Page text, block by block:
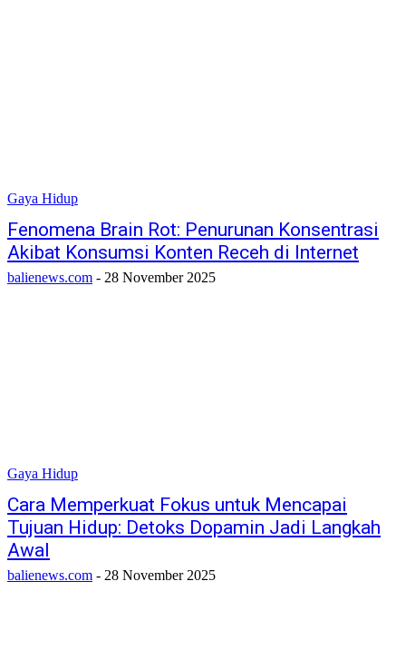
Gaya Hidup
Fenomena Brain Rot: Penurunan Konsentrasi
Akibat Konsumsi Konten Receh di Internet
balienews.com - 28 November 2025
Gaya Hidup
Cara Memperkuat Fokus untuk Mencapai
Tujuan Hidup: Detoks Dopamin Jadi Langkah
Awal
balienews.com - 28 November 2025